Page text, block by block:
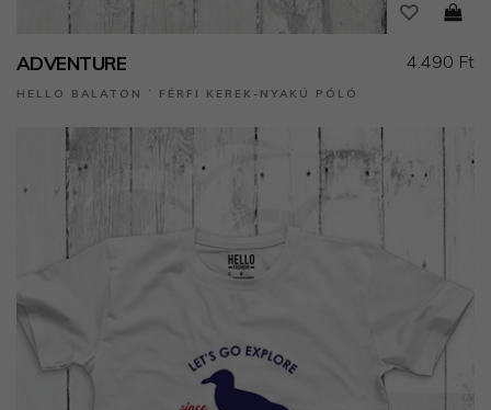
ADVENTURE
HELLO BALATON ˙ FÉRFI KEREK-NYAKÚ PÓLÓ
4.490 Ft